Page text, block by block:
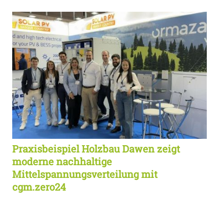
Praxisbeispiel Holzbau Dawen zeigt
moderne nachhaltige
Mittelspannungsverteilung mit
cgm.zero24